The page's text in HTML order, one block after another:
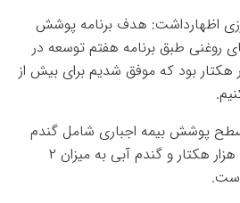
اظهارداشت: هدف برنامه پوشش
روغنی طبق برنامه هفتم توسعه در
میلیون و ۵۰۰ هزار هکتار بود که موفق شدیم برای بیش از
پوشش بیمه اجباری شامل گندم
دیم با چهار میلیون و ۶۵۹ هزار هکتار و گندم آبی به میزان ۲